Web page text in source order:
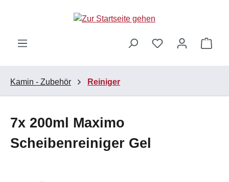
Zum Hauptinhalt springen
Kamin - Zubehör Reiniger
7x 200ml Maximo
Scheibenreiniger Gel